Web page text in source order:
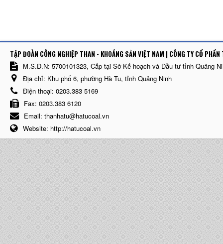
TẬP ĐOÀN CÔNG NGHIỆP THAN - KHOÁNG SẢN VIỆT NAM | CÔNG TY CỔ
M.S.D.N: 5700101323, Cấp tại Sở Kế hoạch và Đầu tư tỉnh Quảng
Địa chỉ: Khu phố 6, phường Hà Tu, tỉnh Quảng Ninh
Điện thoại: 0203.383 5169
Fax: 0203.383 6120
Email: thanhatu@hatucoal.vn
Website: http://hatucoal.vn